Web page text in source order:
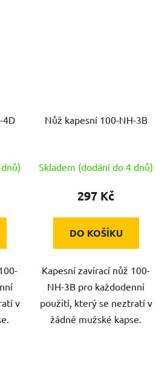
4D
v
Nůž kapesní 100-NH-3B
Skladem (dodání do 4 dnů)
297 Kč
DO KOŠÍKU
Kapesní zavírací nůž 100-
NH-3B pro každodenní
použití, který se neztratí v
žádné mužské kapse.